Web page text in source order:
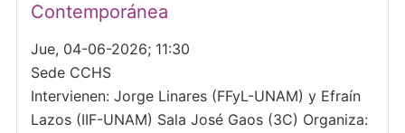
Contemporánea
Jue, 04-06-2026; 11:30
Sede CCHS
Intervienen: Jorge Linares (FFyL-UNAM) y Efraín
Lazos (IIF-UNAM) Sala José Gaos (3C) Organiza: